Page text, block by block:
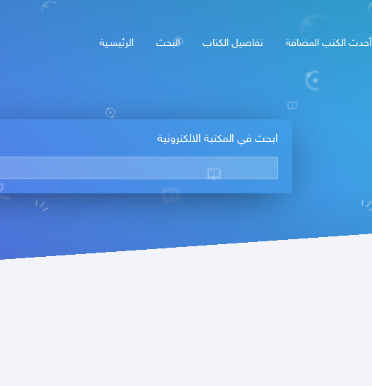
الرئيسـية البحث تفاصيل الكتاب أحدث الكتب المضافة
ابحث في المكتبة الالكترونية